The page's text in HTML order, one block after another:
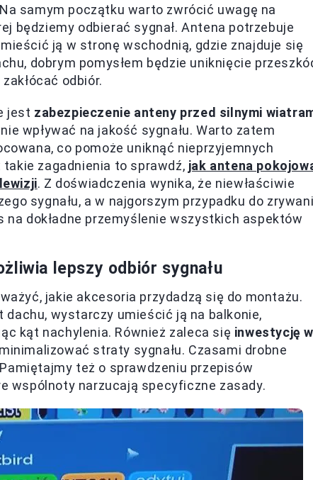
samym początku warto zwrócić uwagę na
będziemy odbierać sygnał. Antena potrzebuje
ją w stronę wschodnią, gdzie znajduje się
dobrym pomysłem będzie uniknięcie
odbiór.
jest zabezpieczenie anteny przed silnymi
wpływać na jakość sygnału. Warto zatem
co pomoże uniknąć nieprzyjemnych
zagadnienia to sprawdź, jak antena
. Z doświadczenia wynika, że niewłaściwie
sygnału, a w najgorszym przypadku do
dokładne przemyślenie wszystkich aspektów
lepszy odbiór sygnału
jakie akcesoria przydadzą się do montażu.
wystarczy umieścić ją na balkonie,
kąt nachylenia. Również zaleca się inwestycję
straty sygnału. Czasami drobne
też o sprawdzeniu przepisów
wspólnoty narzucają specyficzne zasady.